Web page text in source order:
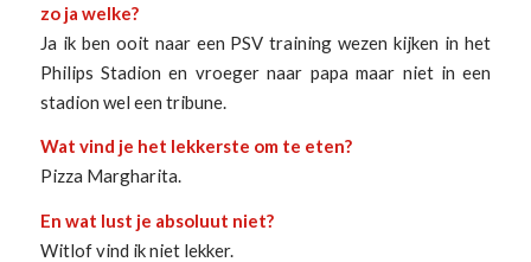
zo ja welke?
Ja ik ben ooit naar een PSV training wezen kijken in het
Philips Stadion en vroeger naar papa maar niet in een
stadion wel een tribune.
Wat vind je het lekkerste om te eten?
Pizza Margharita.
En wat lust je absoluut niet?
Witlof vind ik niet lekker.